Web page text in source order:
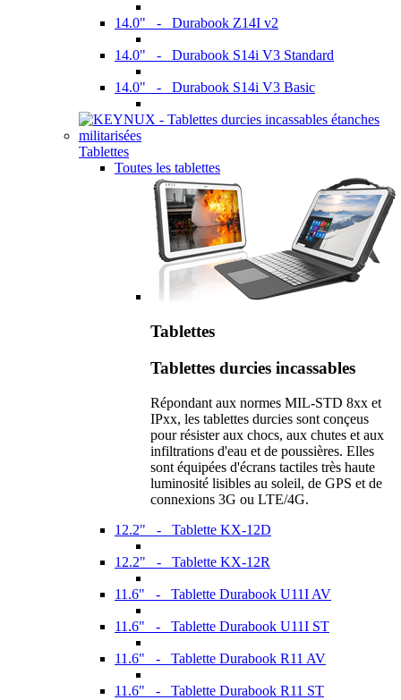
14.0" - Durabook Z14I v2
14.0" - Durabook S14i V3 Standard
14.0" - Durabook S14i V3 Basic
Tablettes
Toutes les tablettes
Tablettes
Tablettes durcies incassables
Répondant aux normes MIL-STD 8xx et
IPxx, les tablettes durcies sont conçeus
pour résister aux chocs, aux chutes et aux
infiltrations d'eau et de poussières. Elles
sont équipées d'écrans tactiles très haute
luminosité lisibles au soleil, de GPS et de
connexions 3G ou LTE/4G.
12.2" - Tablette KX-12D
12.2" - Tablette KX-12R
11.6" - Tablette Durabook U11I AV
11.6" - Tablette Durabook U11I ST
11.6" - Tablette Durabook R11 AV
11.6" - Tablette Durabook R11 ST